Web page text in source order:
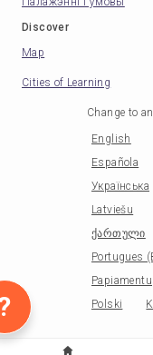
Discover
Map
Cities of Learning
Change to
English
Española
Українська
Latviešu
ქართული
Portugues
Papiamentu
Polski